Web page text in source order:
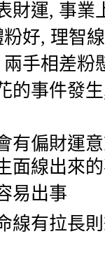
財運, 事業
好, 理智
兩手相差粉
的事件發生
有偏財運
面線出來
易出事
線有拉長